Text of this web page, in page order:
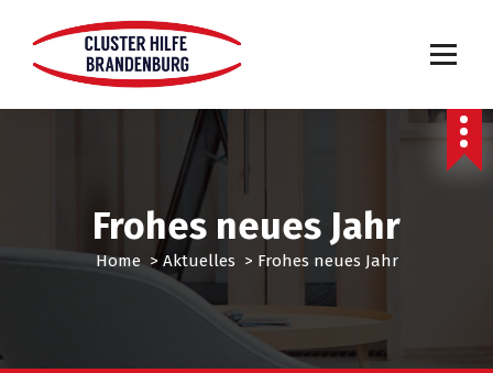
Frohes neues Jahr
Home> Aktuelles > Frohes neues Jahr